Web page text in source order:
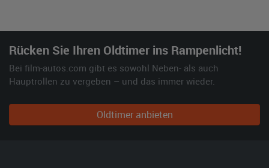
Rücken Sie Ihren Oldtimer ins Rampenlicht!
Bei film-autos.com gibt es sowohl Neben- als auch
Hauptrollen zu vergeben – und das immer wieder.
Oldtimer anbieten